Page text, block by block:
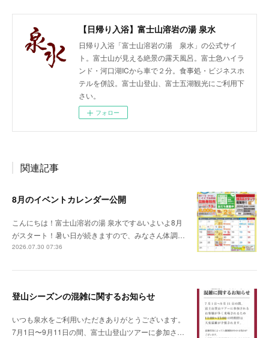
【日帰り入浴】富士山溶岩の湯 泉水
日帰り入浴「富士山溶岩の湯 泉水」の公式サイ
ト。富士山が見える絶景の露天風呂。富士急ハイラ
ンド・河口湖ICから車で２分。食事処・ビジネスホ
テルを併設。富士山登山、富士五湖観光にご利用下
さい。
フォロー
関連記事
8月のイベントカレンダー公開
こんにちは！富士山溶岩の湯 泉水です♨️いよいよ8月
がスタート！暑い日が続きますので、みなさん体調…
2026.07.30 07:36
登山シーズンの混雑に関するお知らせ
いつも泉水をご利用いただきありがとうございます。
7月1日〜9月11日の間、富士山登山ツアーに参加さ…